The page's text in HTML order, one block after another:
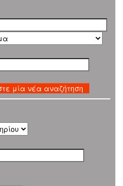
μία νέα αναζήτηση